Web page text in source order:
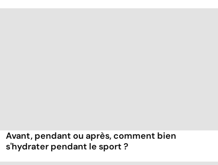
Avant, pendant ou après, comment bien
s'hydrater pendant le sport ?